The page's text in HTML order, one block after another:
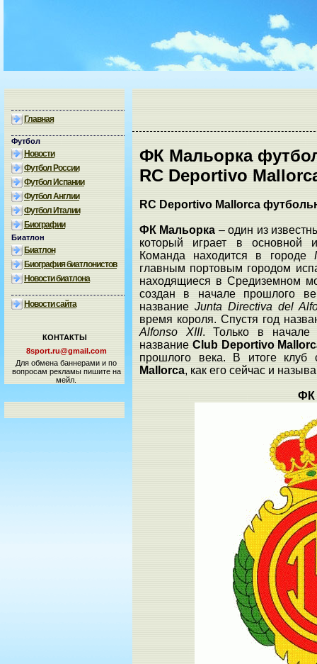
Главная
Футбол
Новости
Футбол России
Футбол Испании
Футбол Англии
Футбол Италии
Биографии
Биатлон
Биатлон
Биография биатлонистов
Новости биатлона
Новости сайта
КОНТАКТЫ
8sport.ru@gmail.com
Для обмена баннерами и по
вопросам рекламы пишите на
мейл.
ФК Мальорка
RC Deportivo
RC Deportivo Mallorca
ФК Мальорка – один из
который играет в основной
Команда находится в городе
главным портовым городом
находящиеся в Средиземном
создан в начале прошлого
название Junta Directiva del
время короля. Спустя год
Alfonso XIII. Только в начале
название Club Deportivo
прошлого века. В итоге клуб
Mallorca, как его сейчас и
ФК